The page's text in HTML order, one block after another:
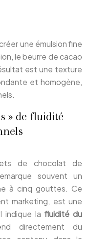
une émulsion fine
le beurre de cacao
est une texture
et homogène,
» de fluidité
de chocolat de
souvent un
à cinq gouttes. Ce
marketing, est une
indique la fluidité du
directement du